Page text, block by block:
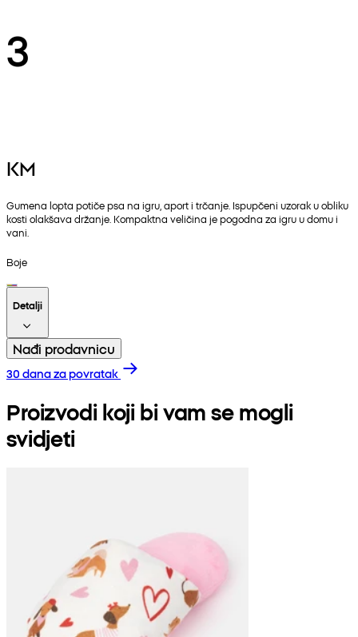
3
KM
Gumena lopta potiče psa na igru, aport i trčanje. Ispupčeni uzorak u obliku
kosti olakšava držanje. Kompaktna veličina je pogodna za igru u domu i
vani.
Boje
Detalji
Nađi prodavnicu
30 dana za povratak
Proizvodi koji bi vam se mogli
svidjeti